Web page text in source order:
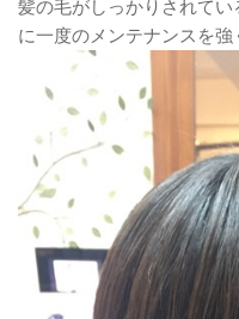
髪の毛がしっかりされて
に一度のメンテナンスを強